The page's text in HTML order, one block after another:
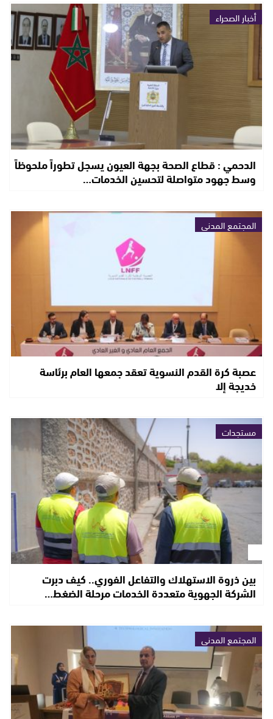
أخبار الصحراء
الدحمي : قطاع الصحة بجهة العيون يسجل تطوراً ملحوظاً
وسط جهود متواصلة لتحسين الخدمات…
المجتمع المدني
عصبة كرة القدم النسوية تعقد جمعها العام برئاسة
خديجة إلا
مستجدات
بين ذروة الاستهلاك والتفاعل الفوري.. كيف دبرت
الشركة الجهوية متعددة الخدمات مرحلة الضغط…
المجتمع المدني